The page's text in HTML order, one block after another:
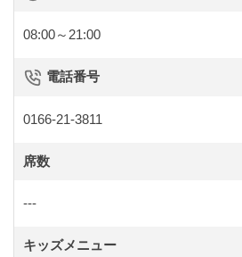
08:00～21:00
電話番号
0166-21-3811
席数
---
キッズメニュー